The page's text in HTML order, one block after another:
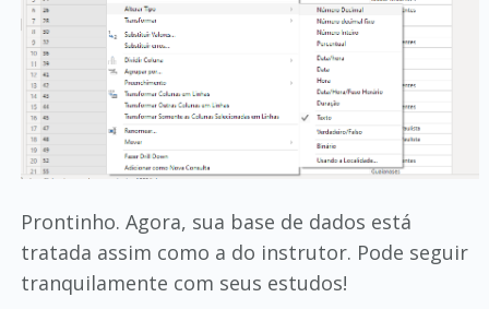
Prontinho. Agora, sua base de dados está
tratada assim como a do instrutor. Pode seguir
tranquilamente com seus estudos!